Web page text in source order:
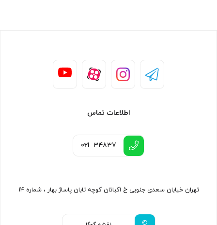
اطلاعات تماس
021 34837
تهران خیابان سعدی جنوبی خ اکباتان کوچه تابان پاساژ بهار ، شماره ۱۴